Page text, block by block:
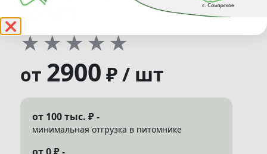
❌
spire")
★★★★★
от 2900 ₽ / шт
от 100 тыс. ₽ -
минимальная отгрузка в питомнике